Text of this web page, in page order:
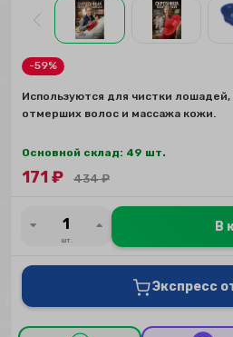
-59%
Используются для чистки лошадей,
отмерших волос и массажа кожи.
Основной склад: 49 шт.
171₽ 434₽
шт.
В
Экспресс